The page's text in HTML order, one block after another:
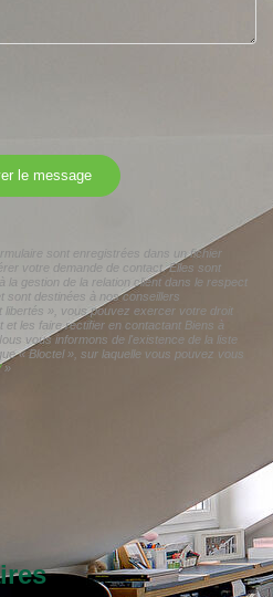
le message
sont enregistrées dans un fichier
votre demande de contact. Elles sont
la gestion de la relation client dans le respect
sont destinées à nos conseillers
libertés », vous pouvez exercer votre droit
les faire rectifier en contactant Biens à
vous informons de l'existence de la liste
« Bloctel », sur laquelle vous pouvez vous
»